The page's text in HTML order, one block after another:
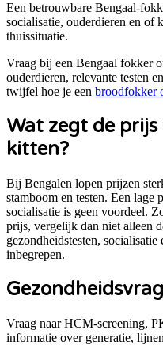
Een betrouwbare Bengaal-
socialisatie, ouderdieren en of
thuissituatie.
Vraag bij een Bengaal fokker
ouderdieren, relevante testen
twijfel hoe je een broodfokker
Wat zegt de prijs
kitten?
Bij Bengalen lopen prijzen
stamboom en testen. Een lage
socialisatie is geen voordeel.
prijs, vergelijk dan niet alleen
gezondheidstesten,
inbegrepen.
Vraag naar HCM-screening,
informatie over generatie,